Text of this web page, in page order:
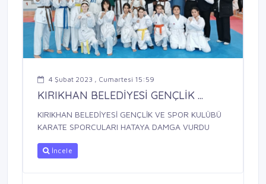
4 Şubat 2023 , Cumartesi 15:59
KIRIKHAN BELEDİYESİ GENÇLİK ...
KIRIKHAN BELEDİYESİ GENÇLİK VE SPOR KULÜBÜ
KARATE SPORCULARI HATAYA DAMGA VURDU
İncele